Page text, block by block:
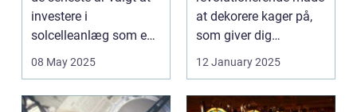
investere i
solcelleanlæg som en
bæred...
08 May 2025
at dekorere kager på,
som giver dig
mulighed for ...
12 January 2025